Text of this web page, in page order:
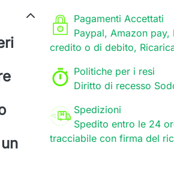
Pagamenti Accettati
Paypal, Amazon
credito o di debito,
Politiche per i resi
Diritto di recesso
Spedizioni
Spedito entro le 24
tracciabile con firma del